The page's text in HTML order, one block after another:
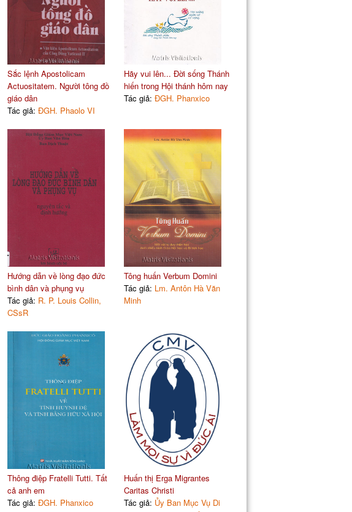
Sắc lệnh Apostolicam
Actuositatem. Người tông đồ
giáo dân
Tác giả: ĐGH. Phaolo VI
Hãy vui lên... Đời sống Thánh
hiến trong Hội thánh hôm nay
Tác giả: ĐGH. Phanxico
Hướng dẫn về lòng đạo đức
bình dân và phụng vụ
Tác giả: R. P. Louis Collin,
CSsR
Tông huấn Verbum Domini
Tác giả: Lm. Antôn Hà Văn
Minh
Thông điệp Fratelli Tutti. Tất
cả anh em
Tác giả: ĐGH. Phanxico
Huấn thị Erga Migrantes
Caritas Christi
Tác giả: Ủy Ban Mục Vụ Di